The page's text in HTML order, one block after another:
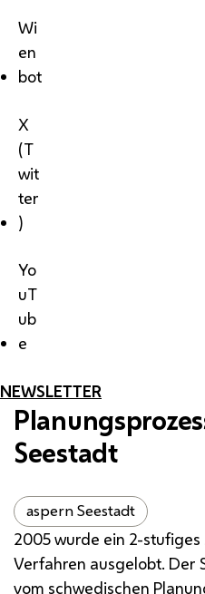
Wi
en
bot
X
(T
wit
ter
)
Yo
uT
ub
e
NEWSLETTER
Seestadt
aspern Seestadt
2005 wurde ein 2-
Verfahren ausgelobt. Der
vom schwedischen